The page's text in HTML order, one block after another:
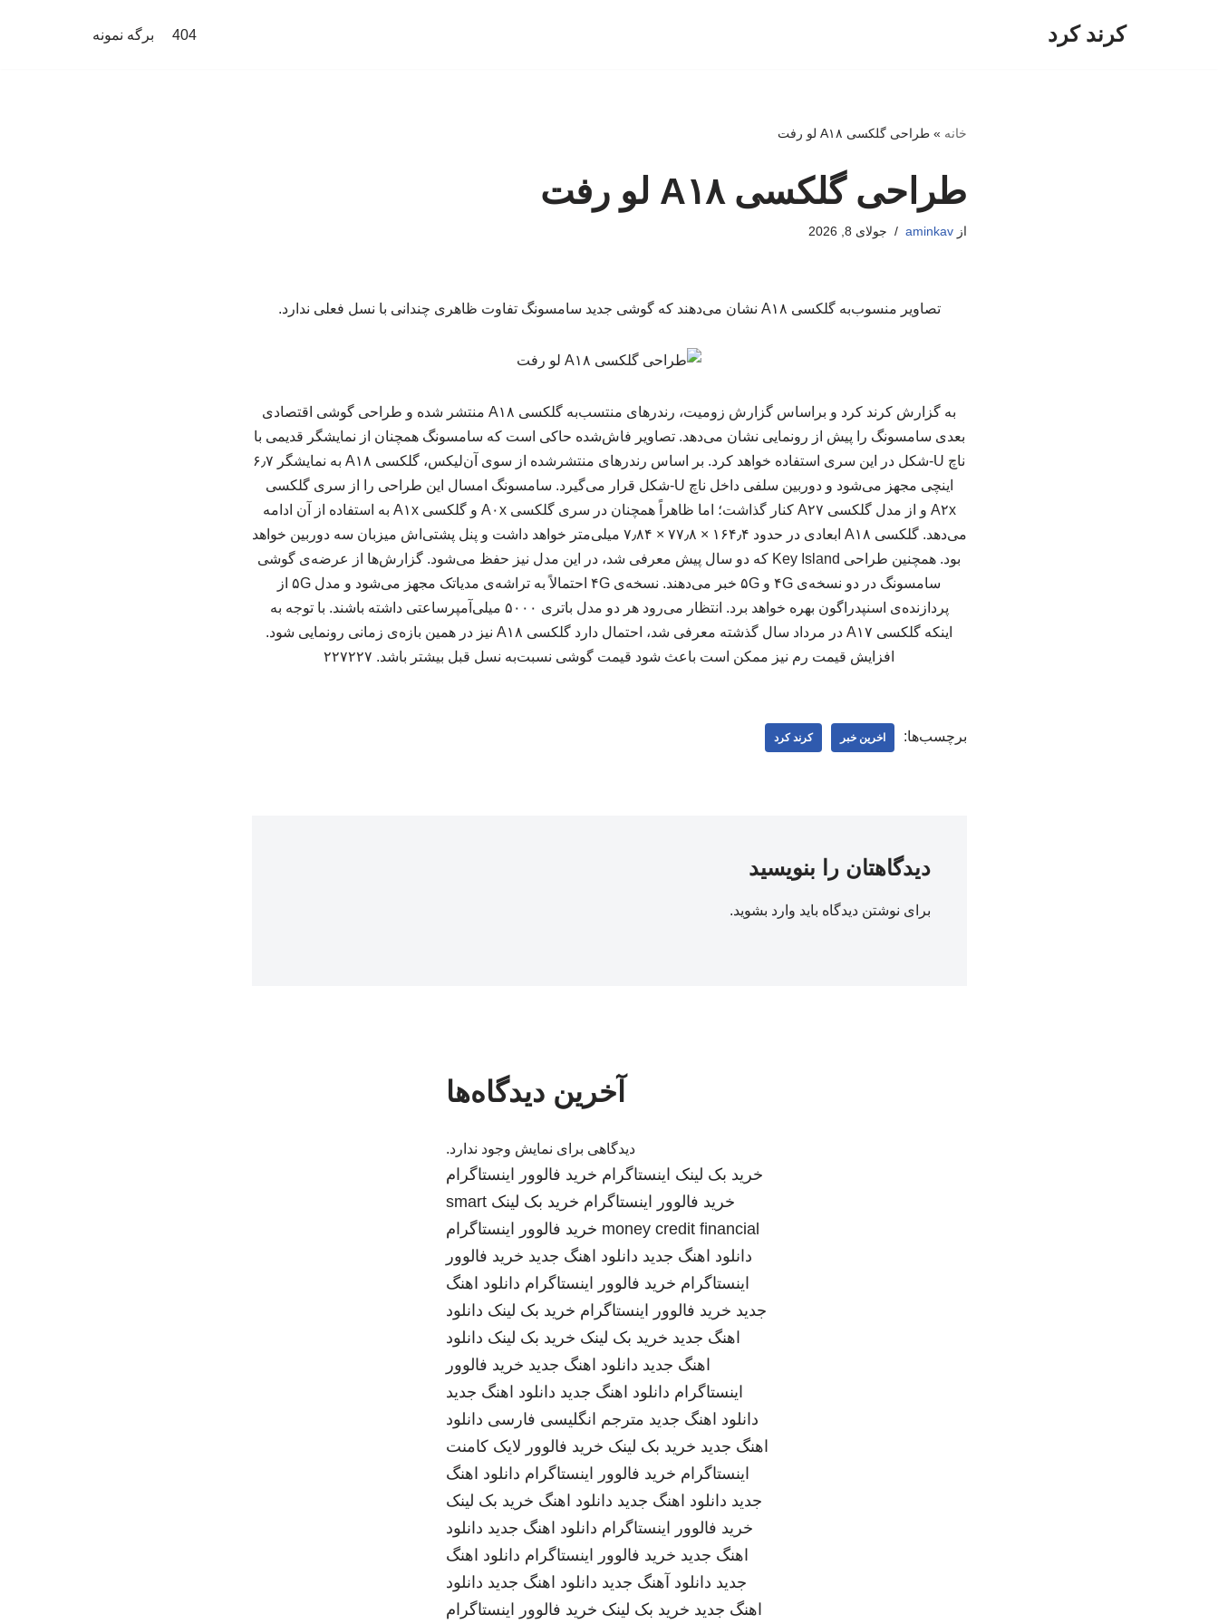
کرند کرد 404 برگه نمونه
خانه »طراحی گلکسی A۱۸ لو رفت
طراحی گلکسی A۱۸ لو رفت
ازaminkav جولای 8, 2026
تصاویر منسوب‌به گلکسی A۱۸ نشان می‌دهند که گوشی جدید سامسونگ تفاوت ظاهری چندانی با نسل فعلی ندارد.
به گزارش کرند کرد و براساس گزارش زومیت، رندرهای منتسب‌به گلکسی A۱۸ منتشر شده و طراحی گوشی اقتصادی
بعدی سامسونگ را پیش از رونمایی نشان می‌دهد. تصاویر فاش‌شده حاکی است که سامسونگ همچنان از نمایشگر قدیمی با
ناچ U-شکل در این سری استفاده خواهد کرد. بر اساس رندرهای منتشرشده از سوی آن‌لیکس، گلکسی A۱۸ به نمایشگر ۶٫۷
اینچی مجهز می‌شود و دوربین سلفی داخل ناچ U-‌شکل قرار می‌گیرد. سامسونگ امسال این طراحی را از سری گلکسی
A۲x و از مدل گلکسی A۲۷ کنار گذاشت؛ اما ظاهراً همچنان در سری گلکسی A۰x و گلکسی A۱x به استفاده از آن ادامه
می‌دهد. گلکسی A۱۸ ابعادی در حدود ۱۶۴٫۴ × ۷۷٫۸ × ۷٫۸۴ میلی‌متر خواهد داشت و پنل پشتی‌اش میزبان سه دوربین خواهد
بود. همچنین طراحی Key Island که دو سال پیش معرفی شد، در این مدل نیز حفظ می‌شود. گزارش‌ها از عرضه‌ی گوشی
سامسونگ در دو نسخه‌ی ۴G و ۵G خبر می‌دهند. نسخه‌ی ۴G احتمالاً به تراشه‌ی مدیاتک مجهز می‌شود و مدل ۵G از
پردازنده‌ی اسنپدراگون بهره خواهد برد. انتظار می‌رود هر دو مدل باتری ۵۰۰۰ میلی‌آمپرساعتی داشته باشند. با توجه به
اینکه گلکسی A۱۷ در مرداد سال گذشته معرفی شد، احتمال دارد گلکسی A۱۸ نیز در همین بازه‌ی زمانی رونمایی شود.
افزایش قیمت رم نیز ممکن است باعث شود قیمت گوشی نسبت‌به نسل قبل بیشتر باشد. ۲۲۷۲۲۷
برچسب‌ها: اخرین خبر کرند کرد
دیدگاهتان را بنویسید
برای نوشتن دیدگاه باید وارد بشوید.
آخرین دیدگاه‌ها
دیدگاهی برای نمایش وجود ندارد.
خرید بک لینک اینستاگرام خرید فالوور اینستاگرام
خرید فالوور اینستاگرام خرید بک لینک smart
money credit financial خرید فالوور اینستاگرام
دانلود اهنگ جدید دانلود اهنگ جدید خرید فالوور
اینستاگرام خرید فالوور اینستاگرام دانلود اهنگ
جدید خرید فالوور اینستاگرام خرید بک لینک دانلود
اهنگ جدید خرید بک لینک خرید بک لینک دانلود
اهنگ جدید دانلود اهنگ جدید خرید فالوور
اینستاگرام دانلود اهنگ جدید دانلود اهنگ جدید
دانلود اهنگ جدید مترجم انگلیسی فارسی دانلود
اهنگ جدید خرید بک لینک خرید فالوور لایک کامنت
اینستاگرام خرید فالوور اینستاگرام دانلود اهنگ
جدید دانلود اهنگ جدید دانلود اهنگ خرید بک لینک
خرید فالوور اینستاگرام دانلود اهنگ جدید دانلود
اهنگ جدید خرید فالوور اینستاگرام دانلود اهنگ
جدید دانلود آهنگ جدید دانلود اهنگ جدید دانلود
اهنگ جدید خرید بک لینک خرید فالوور اینستاگرام